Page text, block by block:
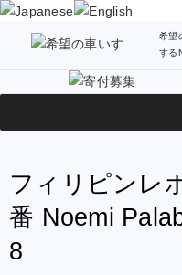
希望
する
フィリピンレ
番 Noemi
8